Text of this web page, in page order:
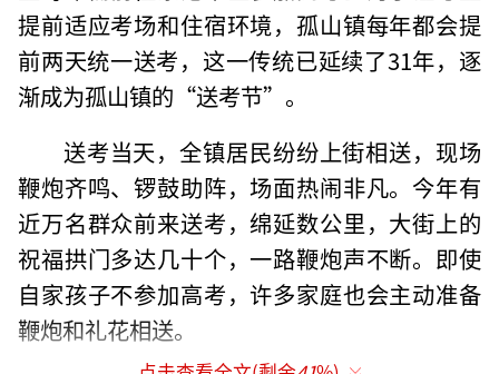
提前适应考场和住宿环境，孤山镇每年都会提
前两天统一送考，这一传统已延续了31年，逐
渐成为孤山镇的“送考节”。
送考当天，全镇居民纷纷上街相送，现场
鞭炮齐鸣、锣鼓助阵，场面热闹非凡。今年有
近万名群众前来送考，绵延数公里，大街上的
祝福拱门多达几十个，一路鞭炮声不断。即使
自家孩子不参加高考，许多家庭也会主动准备
鞭炮和礼花相送。